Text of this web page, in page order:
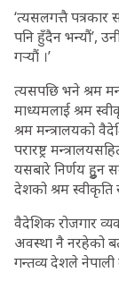
‘त्यसलगत्तै
पनि हुँदैन भन्यौं’,
गर्‍यौं ।’
त्यसपछि भने श्रम
माध्यमलाई श्रम
श्रम मन्त्रालयको
परारष्ट्र
यसबारे निर्णय हुुन
देशको श्रम स्वीकृति
वैदेशिक रोजगार
अवस्था नै नरहेको
गन्तव्य देशले